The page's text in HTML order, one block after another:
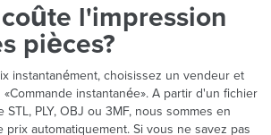
l'impression
pièces?
instantanément, choisissez un vendeur et
instantanée». A partir d'un fichier
PLY, OBJ ou 3MF, nous sommes en
prix automatiquement. Si vous ne savez pas